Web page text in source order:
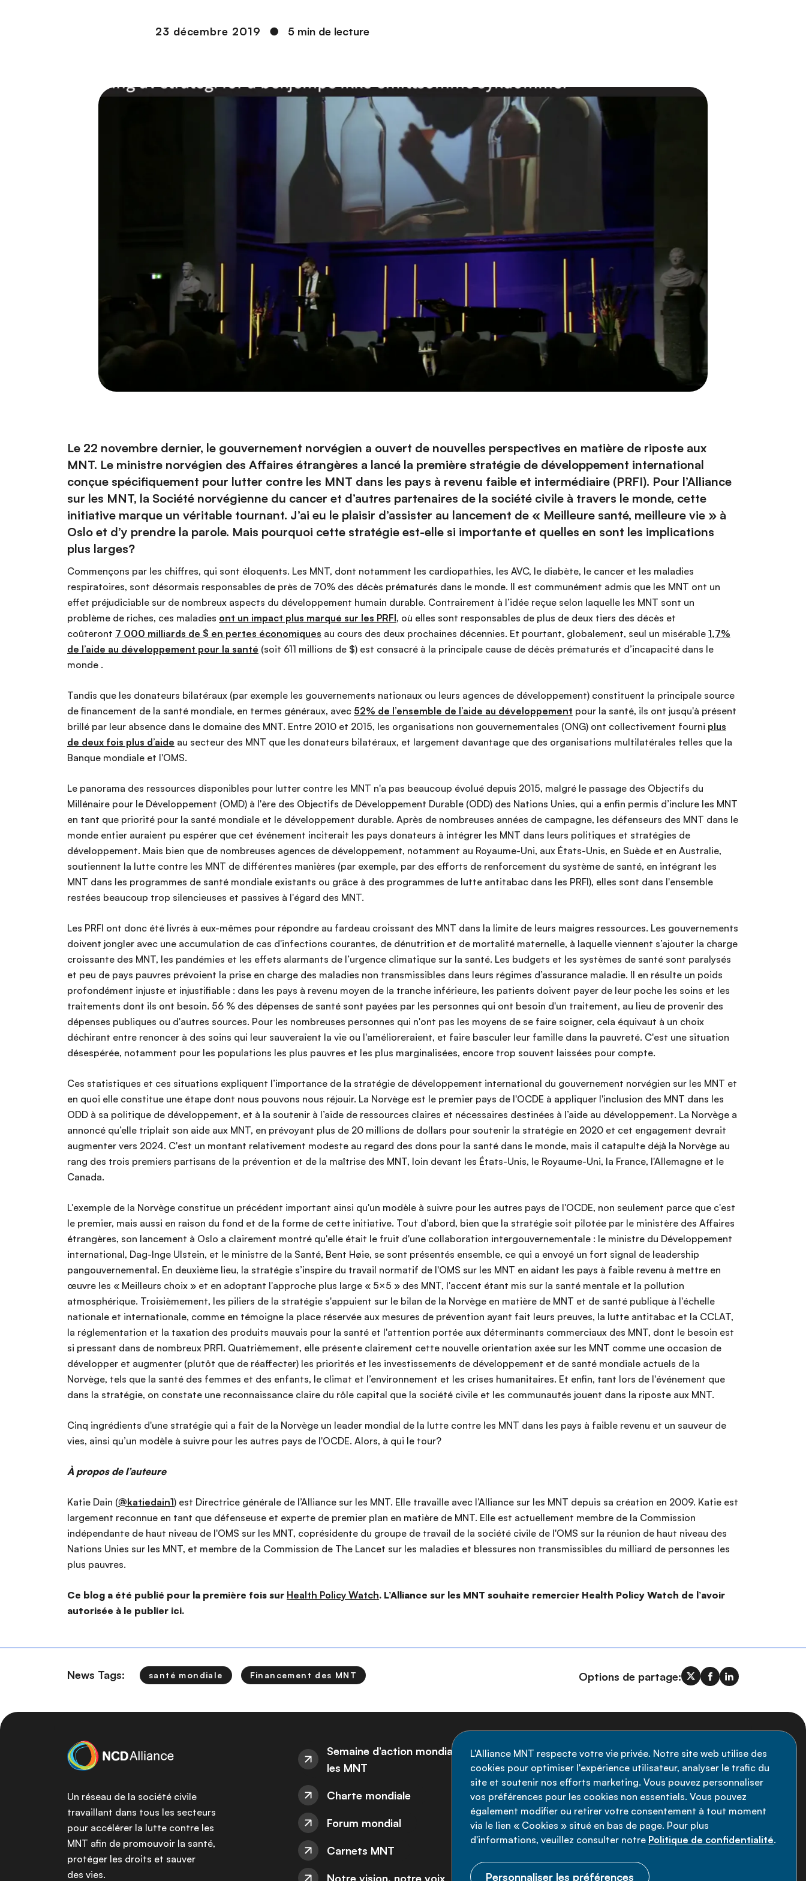
L'Alliance MNT respecte votre vie privée. Notre site web utilise des
cookies pour optimiser l'expérience utilisateur, analyser le trafic du
site et soutenir nos efforts marketing. Vous pouvez personnaliser
vos préférences pour les cookies non essentiels. Vous pouvez
également modifier ou retirer votre consentement à tout moment
via le lien « Cookies » situé en bas de page. Pour plus
d'informations, veuillez consulter notre Politique de confidentialité.
Personnaliser les préférences
23 décembre 2019 ● 5 min de lecture
Le 22 novembre dernier, le gouvernement norvégien a ouvert de nouvelles perspectives en matière de riposte aux
MNT. Le ministre norvégien des Affaires étrangères a lancé la première stratégie de développement international
conçue spécifiquement pour lutter contre les MNT dans les pays à revenu faible et intermédiaire (PRFI). Pour l’Alliance
sur les MNT, la Société norvégienne du cancer et d’autres partenaires de la société civile à travers le monde, cette
initiative marque un véritable tournant. J’ai eu le plaisir d’assister au lancement de « Meilleure santé, meilleure vie » à
Oslo et d’y prendre la parole. Mais pourquoi cette stratégie est-elle si importante et quelles en sont les implications
plus larges?
Commençons par les chiffres, qui sont éloquents. Les MNT, dont notamment les cardiopathies, les AVC, le diabète, le cancer et les maladies
respiratoires, sont désormais responsables de près de 70% des décès prématurés dans le monde. Il est communément admis que les MNT ont un
effet préjudiciable sur de nombreux aspects du développement humain durable. Contrairement à l’idée reçue selon laquelle les MNT sont un
problème de riches, ces maladies ont un impact plus marqué sur les PRFI, où elles sont responsables de plus de deux tiers des décès et
coûteront 7 000 milliards de $ en pertes économiques au cours des deux prochaines décennies. Et pourtant, globalement, seul un misérable 1,7%
de l’aide au développement pour la santé (soit 611 millions de $) est consacré à la principale cause de décès prématurés et d’incapacité dans le
monde .
Tandis que les donateurs bilatéraux (par exemple les gouvernements nationaux ou leurs agences de développement) constituent la principale source
de financement de la santé mondiale, en termes généraux, avec 52% de l’ensemble de l’aide au développement pour la santé, ils ont jusqu'à présent
brillé par leur absence dans le domaine des MNT. Entre 2010 et 2015, les organisations non gouvernementales (ONG) ont collectivement fourni plus
de deux fois plus d’aide au secteur des MNT que les donateurs bilatéraux, et largement davantage que des organisations multilatérales telles que la
Banque mondiale et l'OMS.
Le panorama des ressources disponibles pour lutter contre les MNT n'a pas beaucoup évolué depuis 2015, malgré le passage des Objectifs du
Millénaire pour le Développement (OMD) à l'ère des Objectifs de Développement Durable (ODD) des Nations Unies, qui a enfin permis d’inclure les MNT
en tant que priorité pour la santé mondiale et le développement durable. Après de nombreuses années de campagne, les défenseurs des MNT dans le
monde entier auraient pu espérer que cet événement inciterait les pays donateurs à intégrer les MNT dans leurs politiques et stratégies de
développement. Mais bien que de nombreuses agences de développement, notamment au Royaume-Uni, aux États-Unis, en Suède et en Australie,
soutiennent la lutte contre les MNT de différentes manières (par exemple, par des efforts de renforcement du système de santé, en intégrant les
MNT dans les programmes de santé mondiale existants ou grâce à des programmes de lutte antitabac dans les PRFI), elles sont dans l'ensemble
restées beaucoup trop silencieuses et passives à l'égard des MNT.
Les PRFI ont donc été livrés à eux-mêmes pour répondre au fardeau croissant des MNT dans la limite de leurs maigres ressources. Les gouvernements
doivent jongler avec une accumulation de cas d'infections courantes, de dénutrition et de mortalité maternelle, à laquelle viennent s’ajouter la charge
croissante des MNT, les pandémies et les effets alarmants de l’urgence climatique sur la santé. Les budgets et les systèmes de santé sont paralysés
et peu de pays pauvres prévoient la prise en charge des maladies non transmissibles dans leurs régimes d’assurance maladie. Il en résulte un poids
profondément injuste et injustifiable : dans les pays à revenu moyen de la tranche inférieure, les patients doivent payer de leur poche les soins et les
traitements dont ils ont besoin. 56 % des dépenses de santé sont payées par les personnes qui ont besoin d'un traitement, au lieu de provenir des
dépenses publiques ou d'autres sources. Pour les nombreuses personnes qui n'ont pas les moyens de se faire soigner, cela équivaut à un choix
déchirant entre renoncer à des soins qui leur sauveraient la vie ou l'amélioreraient, et faire basculer leur famille dans la pauvreté. C'est une situation
désespérée, notamment pour les populations les plus pauvres et les plus marginalisées, encore trop souvent laissées pour compte.
Ces statistiques et ces situations expliquent l’importance de la stratégie de développement international du gouvernement norvégien sur les MNT et
en quoi elle constitue une étape dont nous pouvons nous réjouir. La Norvège est le premier pays de l'OCDE à appliquer l'inclusion des MNT dans les
ODD à sa politique de développement, et à la soutenir à l’aide de ressources claires et nécessaires destinées à l’aide au développement. La Norvège a
annoncé qu’elle triplait son aide aux MNT, en prévoyant plus de 20 millions de dollars pour soutenir la stratégie en 2020 et cet engagement devrait
augmenter vers 2024. C'est un montant relativement modeste au regard des dons pour la santé dans le monde, mais il catapulte déjà la Norvège au
rang des trois premiers partisans de la prévention et de la maîtrise des MNT, loin devant les États-Unis, le Royaume-Uni, la France, l'Allemagne et le
Canada.
L'exemple de la Norvège constitue un précédent important ainsi qu'un modèle à suivre pour les autres pays de l'OCDE, non seulement parce que c'est
le premier, mais aussi en raison du fond et de la forme de cette initiative. Tout d’abord, bien que la stratégie soit pilotée par le ministère des Affaires
étrangères, son lancement à Oslo a clairement montré qu'elle était le fruit d'une collaboration intergouvernementale : le ministre du Développement
international, Dag-Inge Ulstein, et le ministre de la Santé, Bent Høie, se sont présentés ensemble, ce qui a envoyé un fort signal de leadership
pangouvernemental. En deuxième lieu, la stratégie s’inspire du travail normatif de l'OMS sur les MNT en aidant les pays à faible revenu à mettre en
œuvre les « Meilleurs choix » et en adoptant l'approche plus large « 5×5 » des MNT, l'accent étant mis sur la santé mentale et la pollution
atmosphérique. Troisièmement, les piliers de la stratégie s'appuient sur le bilan de la Norvège en matière de MNT et de santé publique à l'échelle
nationale et internationale, comme en témoigne la place réservée aux mesures de prévention ayant fait leurs preuves, la lutte antitabac et la CCLAT,
la réglementation et la taxation des produits mauvais pour la santé et l'attention portée aux déterminants commerciaux des MNT, dont le besoin est
si pressant dans de nombreux PRFI. Quatrièmement, elle présente clairement cette nouvelle orientation axée sur les MNT comme une occasion de
développer et augmenter (plutôt que de réaffecter) les priorités et les investissements de développement et de santé mondiale actuels de la
Norvège, tels que la santé des femmes et des enfants, le climat et l’environnement et les crises humanitaires. Et enfin, tant lors de l'événement que
dans la stratégie, on constate une reconnaissance claire du rôle capital que la société civile et les communautés jouent dans la riposte aux MNT.
Cinq ingrédients d'une stratégie qui a fait de la Norvège un leader mondial de la lutte contre les MNT dans les pays à faible revenu et un sauveur de
vies, ainsi qu’un modèle à suivre pour les autres pays de l'OCDE. Alors, à qui le tour?
À propos de l’auteure
Katie Dain (@katiedain1) est Directrice générale de l’Alliance sur les MNT. Elle travaille avec l’Alliance sur les MNT depuis sa création en 2009. Katie est
largement reconnue en tant que défenseuse et experte de premier plan en matière de MNT. Elle est actuellement membre de la Commission
indépendante de haut niveau de l'OMS sur les MNT, coprésidente du groupe de travail de la société civile de l'OMS sur la réunion de haut niveau des
Nations Unies sur les MNT, et membre de la Commission de The Lancet sur les maladies et blessures non transmissibles du milliard de personnes les
plus pauvres.
Ce blog a été publié pour la première fois sur Health Policy Watch. L’Alliance sur les MNT souhaite remercier Health Policy Watch de l’avoir
autorisée à le publier ici.
News Tags: santé mondiale Financement des MNT Options de partage:
Un réseau de la société civile
travaillant dans tous les secteurs
pour accélérer la lutte contre les
MNT afin de promouvoir la santé,
protéger les droits et sauver
des vies.
Semaine d’action mondiale sur
les MNT
Charte mondiale
Forum mondial
Carnets MNT
Notre vision, notre voix
Inscription à la newsletter
Restez informé des dernières actualités de
l'Alliance MNT - abonnez-vous à notre
newsletter.
Inscrivez-vous maintenant